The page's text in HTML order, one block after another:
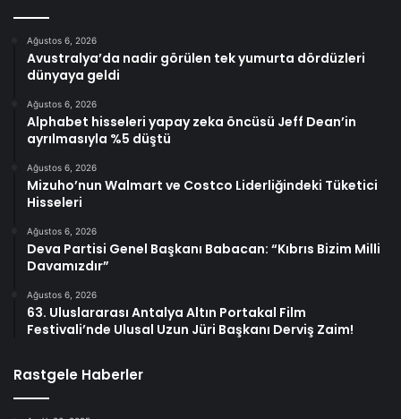
Ağustos 6, 2026
Avustralya’da nadir görülen tek yumurta dördüzleri
dünyaya geldi
Ağustos 6, 2026
Alphabet hisseleri yapay zeka öncüsü Jeff Dean’in
ayrılmasıyla %5 düştü
Ağustos 6, 2026
Mizuho’nun Walmart ve Costco Liderliğindeki Tüketici
Hisseleri
Ağustos 6, 2026
Deva Partisi Genel Başkanı Babacan: “Kıbrıs Bizim Milli
Davamızdır”
Ağustos 6, 2026
63. Uluslararası Antalya Altın Portakal Film
Festivali’nde Ulusal Uzun Jüri Başkanı Derviş Zaim!
Rastgele Haberler